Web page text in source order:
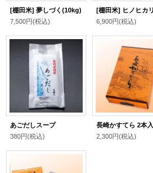
[棚田米] 夢しづく(10kg)
7,500円(税込)
6,900円(税込)
あごだしスープ
380円(税込)
長崎かすてら 2本
2,300円(税込)